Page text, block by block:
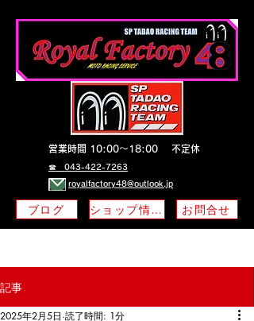
営業時間 10:00～18:00 不定休
​☎ 043-422-7263
royalfactory48@outlook.jp
ブログ ショップ情報 お問合せ
記事
2025年2月5日 読了時間: 1分